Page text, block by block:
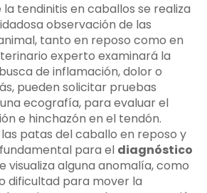
la tendinitis en caballos se realiza
observación de las
tanto en reposo como en
experto examinará la
de inflamación, dolor o
pueden solicitar pruebas
ecografía, para evaluar el
e hinchazón en el tendón.
patas del caballo en reposo y
para el diagnóstico
visualiza alguna anomalía, como
dificultad para mover la